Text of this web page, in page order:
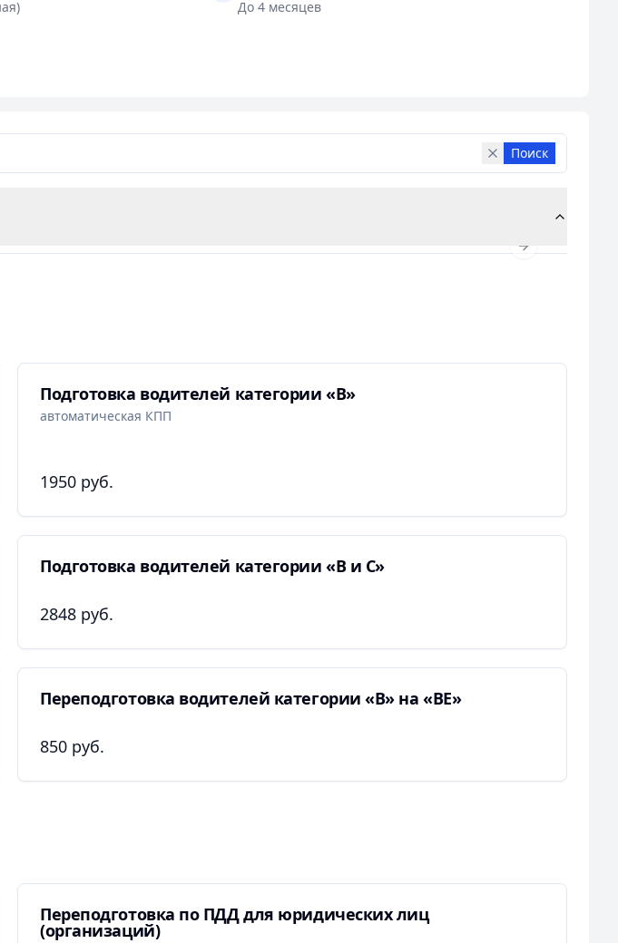
вы получите надежного партнера на пути к получению водительского
До 4 месяцев
Поиск
Next slide
Подготовка водителей категории «В»
автоматическая КПП
1950 руб.
Подготовка водителей категории «В и С»
2848 руб.
Переподготовка водителей категории «В» на «ВЕ»
850 руб.
Переподготовка по ПДД для юридических лиц
(организаций)